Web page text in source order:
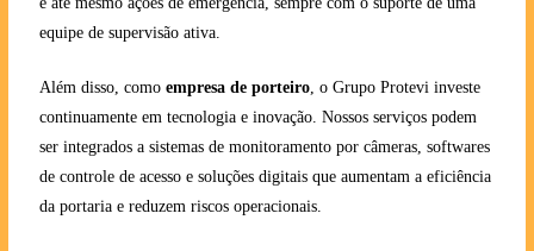
equipe de supervisão ativa.
Além disso, como empresa de porteiro, o Grupo Protevi investe
continuamente em tecnologia e inovação. Nossos serviços podem
ser integrados a sistemas de monitoramento por câmeras, softwares
de controle de acesso e soluções digitais que aumentam a eficiência
da portaria e reduzem riscos operacionais.